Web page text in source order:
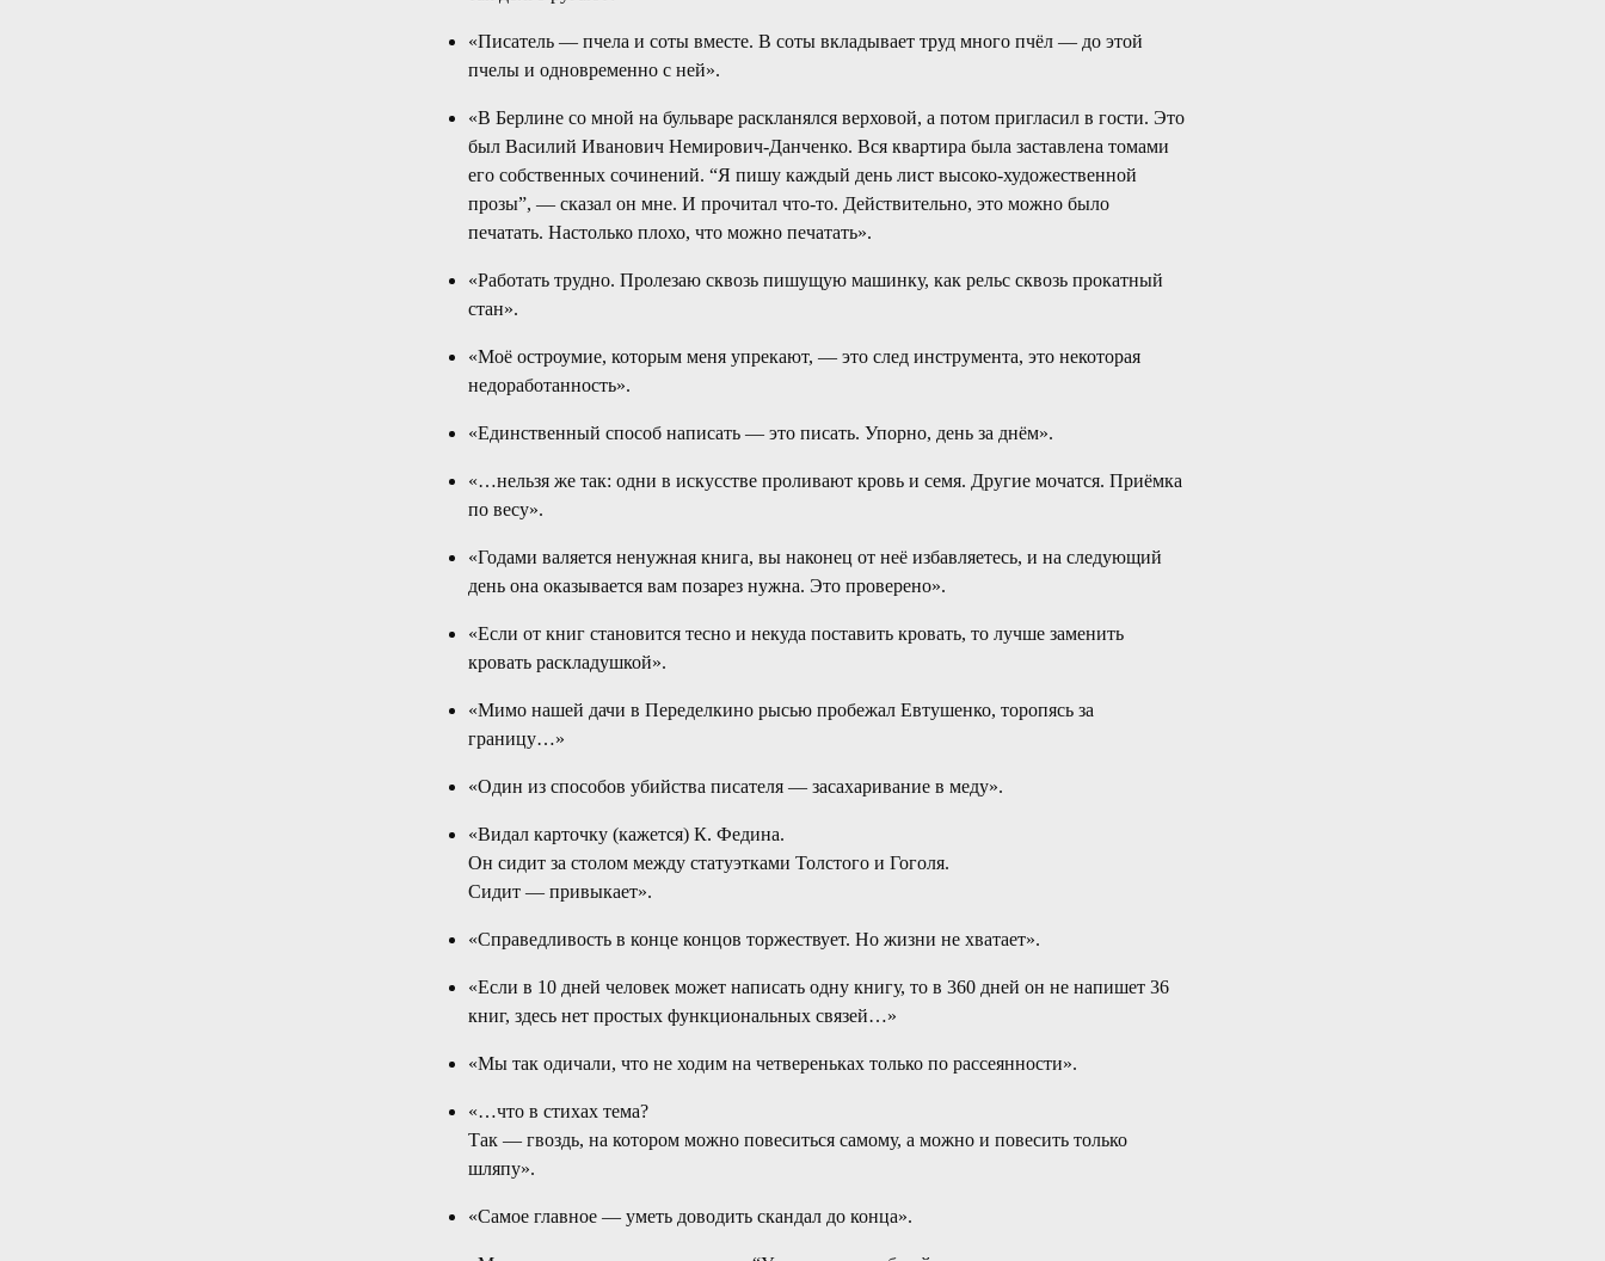
«Писатель — пчела и соты вместе. В соты вкладывает труд много пчёл — до этой
пчелы и одновременно с ней».
«В Берлине со мной на бульваре раскланялся верховой, а потом пригласил в гости. Это
был Василий Иванович Немирович-Данченко. Вся квартира была заставлена томами
его собственных сочинений. “Я пишу каждый день лист высоко-художественной
прозы”, — сказал он мне. И прочитал что-то. Действительно, это можно было
печатать. Настолько плохо, что можно печатать».
«Работать трудно. Пролезаю сквозь пишущую машинку, как рельс сквозь прокатный
стан».
«Моё остроумие, которым меня упрекают, — это след инструмента, это некоторая
недоработанность».
«Единственный способ написать — это писать. Упорно, день за днём».
«…нельзя же так: одни в искусстве проливают кровь и семя. Другие мочатся. Приёмка
по весу».
«Годами валяется ненужная книга, вы наконец от неё избавляетесь, и на следующий
день она оказывается вам позарез нужна. Это проверено».
«Если от книг становится тесно и некуда поставить кровать, то лучше заменить
кровать раскладушкой».
«Мимо нашей дачи в Переделкино рысью пробежал Евтушенко, торопясь за
границу…»
«Один из способов убийства писателя — засахаривание в меду».
«Видал карточку (кажется) К. Федина.
Он сидит за столом между статуэтками Толстого и Гоголя.
Сидит — привыкает».
«Справедливость в конце концов торжествует. Но жизни не хватает».
«Если в 10 дней человек может написать одну книгу, то в 360 дней он не напишет 36
книг, здесь нет простых функциональных связей…»
«Мы так одичали, что не ходим на четвереньках только по рассеянности».
«…что в стихах тема?
Так — гвоздь, на котором можно повеситься самому, а можно и повесить только
шляпу».
«Самое главное — уметь доводить скандал до конца».